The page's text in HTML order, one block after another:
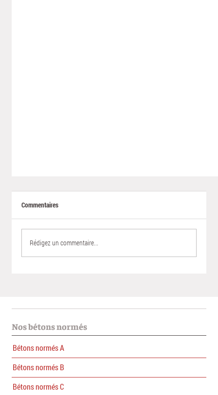
400m3 écoulés
Commentaires
Rédigez un commentaire...
Nos bétons normés
Bétons normés A
Bétons normés B
Bétons normés C